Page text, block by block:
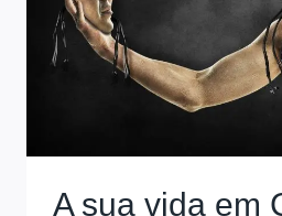
A sua vida em